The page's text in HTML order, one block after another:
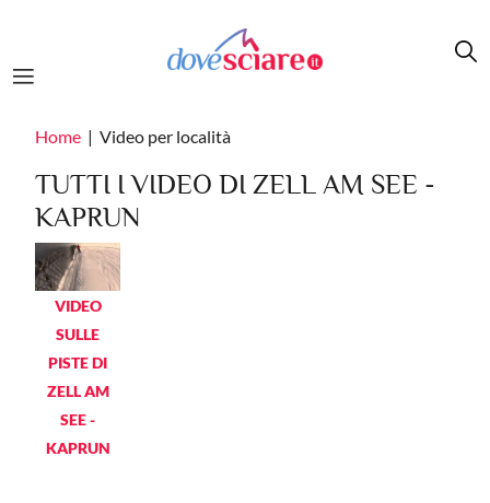
Home Video per località
TUTTI I VIDEO DI ZELL AM SEE -
KAPRUN
VIDEO
SULLE
PISTE DI
ZELL AM
SEE -
KAPRUN